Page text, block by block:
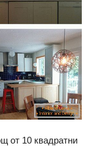
от 10 квадратни